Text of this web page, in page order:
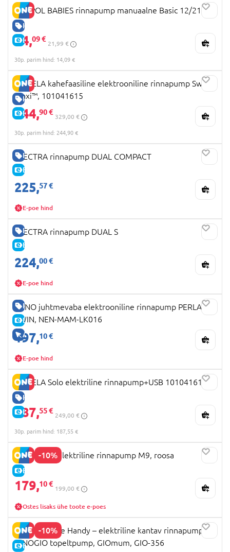
HEA HIND
E-HIND
CANPOL BABIES rinnapump manuaalne Basic 12/216
14,09 €
21,99 €
30p. parim hind: 14,09 €
HEA HIND
E-HIND
MEDELA kahefaasiline elektrooniline rinnapump Swing
Maxi™, 101041615
244,90 €
329,00 €
30p. parim hind: 244,90 €
HEA HIND
E-HIND
SPECTRA rinnapump DUAL COMPACT
225,57 €
E-poe hind
HEA HIND
E-HIND
SPECTRA rinnapump DUAL S
224,00 €
E-poe hind
HEA HIND
E-HIND
AINULT VEEBIS
NENO juhtmevaba elektrooniline rinnapump PERLA
TWIN, NEN-MAM-LK016
197,10 €
E-poe hind
HEA HIND
E-HIND
MEDELA Solo elektriline rinnapump+USB 101041614
187,55 €
249,00 €
30p. parim hind: 187,55 €
-10%
E-HIND
MOMCOZY elektriline rinnapump M9, roosa
179,10 €
199,00 €
Ostes lisaks ühe toote e-poes
-10%
E-HIND
INNOGIO Line Handy – elektriline kantav rinnapump
INNOGIO topeltpump, GIOmum, GIO-356